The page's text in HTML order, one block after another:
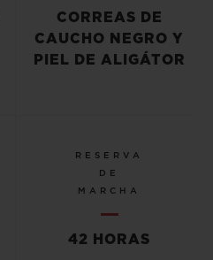
CORREAS DE
CAUCHO NEGRO Y
PIEL DE ALIGÁTOR
RESERVA
DE
MARCHA
42 HORAS